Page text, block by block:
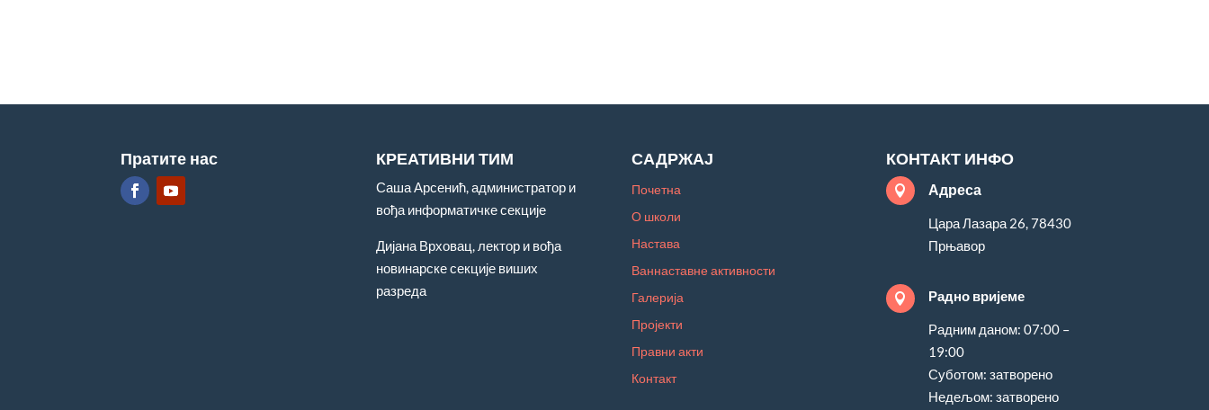
Пратите нас КРЕАТИВНИ ТИМ
Саша Арсенић, администратор и
вођа информатичке секције
Дијана Врховац, лектор и вођа
новинарске секције виших
разреда
САДРЖАЈ
Почетна
О школи
Настава
Ваннаставне активности
Галерија
Пројекти
Правни акти
Контакт
КОНТАКТ ИНФО
 Адреса
Цара Лазара 26, 78430
Прњавор
 Радно вријеме
Радним даном: 07:00 –
19:00
Суботом: затворено
Недељом: затворено